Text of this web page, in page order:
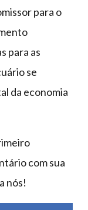
para o
para as
se
da economia
com sua
nós!